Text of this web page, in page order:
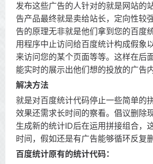
发布这些广告的人针对的就是网站的
告产品最终就是卖给站长，定向性较
告的原理无非就是他们拿到您的百度
用程序中止访问给百度统计构成假象
来访问您的某个页面等等。这样在后
能实时的展示出他们想的投放的广告内
解决方法
就是对百度统计代码停止一些简单的
效果还需求长时间的察看。倡议删除
生成新的统计ID后在运用拼接组合，
时间，假如还是有广告能够循环反复
百度统计原有的统计代码：